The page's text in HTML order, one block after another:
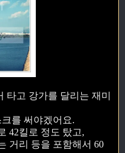
타고 강가를 달리는 재미
를 써야겠어요.
42킬로 정도 탔고,
거리 등을 포함해서 60